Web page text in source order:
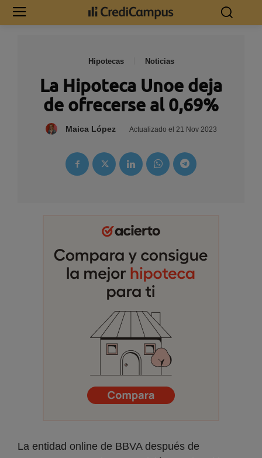
Hipotecas Noticias
La Hipoteca Unoe deja
de ofrecerse al 0,69%
Maica López Actualizado el 21 Nov 2023
La entidad online de BBVA después de